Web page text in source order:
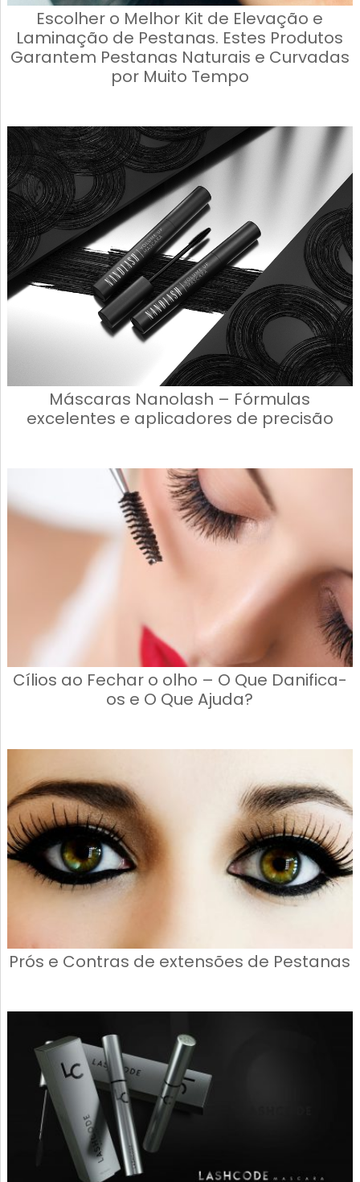
Escolher o Melhor Kit de Elevação e
Laminação de Pestanas. Estes Produtos
Garantem Pestanas Naturais e Curvadas
por Muito Tempo
Máscaras Nanolash – Fórmulas
excelentes e aplicadores de precisão
Cílios ao Fechar o olho – O Que Danifica-
os e O Que Ajuda?
Prós e Contras de extensões de Pestanas